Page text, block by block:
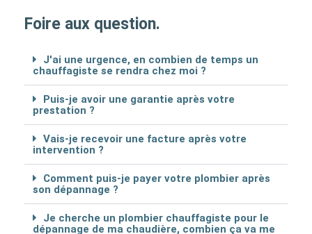
Foire aux question.
J'ai une urgence, en combien de temps un
chauffagiste se rendra chez moi ?
Puis-je avoir une garantie après votre
prestation ?
Vais-je recevoir une facture après votre
intervention ?
Comment puis-je payer votre plombier après
son dépannage ?
Je cherche un plombier chauffagiste pour le
dépannage de ma chaudière, combien ça va me